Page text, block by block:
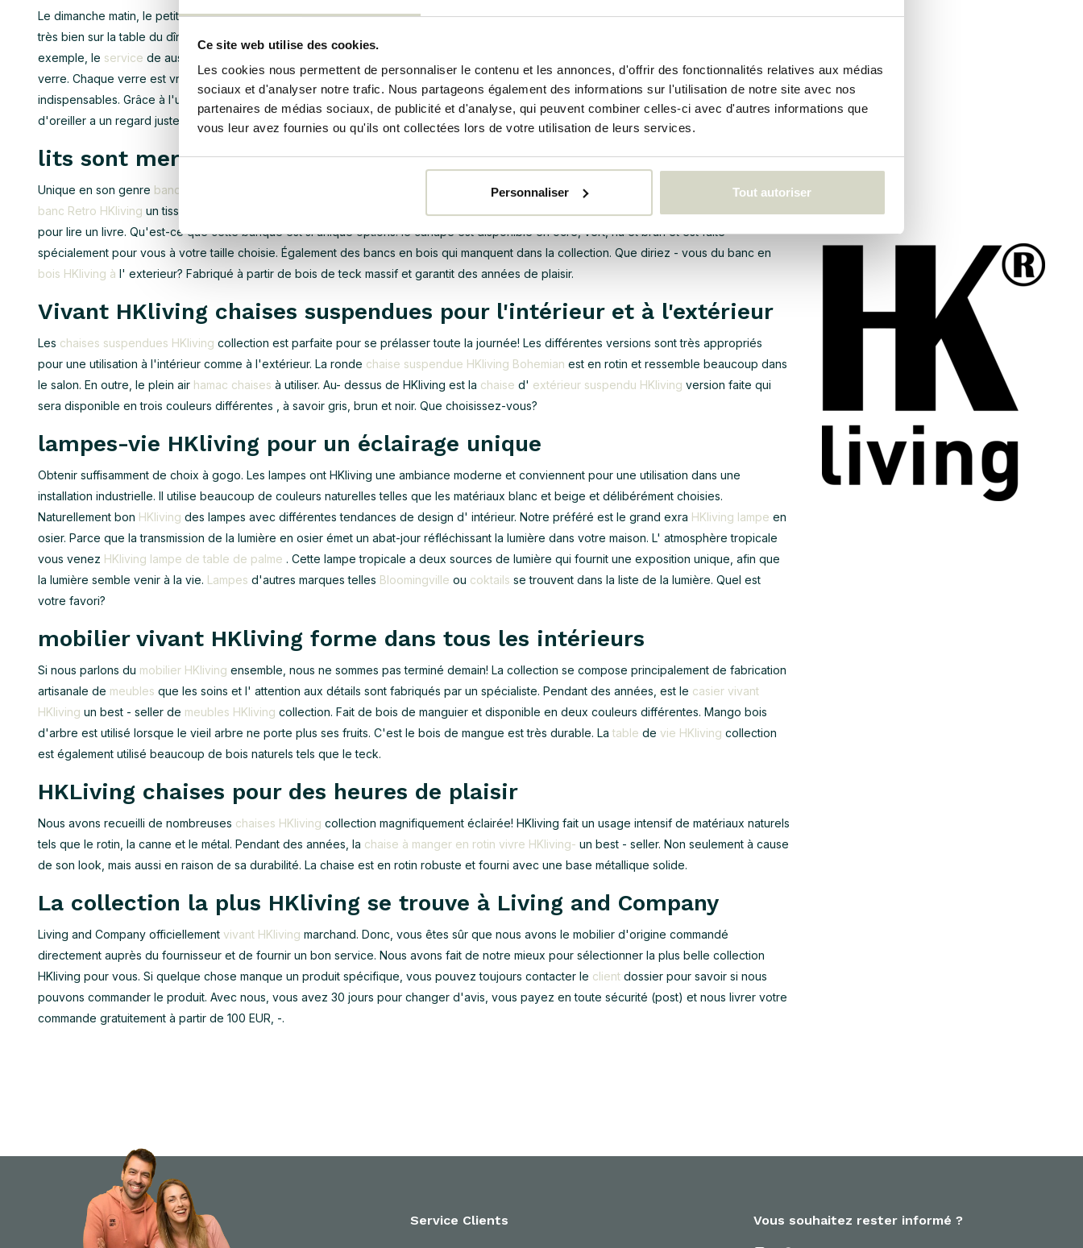
Ce site web utilise des cookies.
Les cookies nous permettent de personnaliser le contenu et les annonces, d'offrir des fonctionnalités relatives aux médias
sociaux et d'analyser notre trafic. Nous partageons également des informations sur l'utilisation de notre site avec nos
partenaires de médias sociaux, de publicité et d'analyse, qui peuvent combiner celles-ci avec d'autres informations que
vous leur avez fournies ou qu'ils ont collectées lors de votre utilisation de leurs services.
Personnaliser Tout autoriser
Le dimanche matin, le petit déjeuner confortable? Lesaccessoires HKlivingvous font une fête! Lesplaques de petit-déjeuner HKlivingsont
très bien sur la table du dîner. HK Living possède une vaste collection de céramiques avec de beaux dessins jouent un rôle majeur. Par
exemple, le service de aussi grande combiné avec du
verre. Chaque verre est vraiment l'un d'une sorte! Il est également donné à la décoration de la maison où les matériaux mous ne sont pas
indispensables. Grâce à l'utilisation de matériaux naturels comme le jute, la laine et le lin. Cela a les
d'oreiller a un regard juste.
lits sont merveilleusement vivant HKliving confortable
Unique en son genre banques HKliving collection se compose principalement rembourréesbancsqui sont connus pour le confort. A donc le
banc Retro HKliving un tissu de velours doux avec belle oreillers moelleux et merveilleux de rêver toute la journée et de façon détendue
pour lire un livre. Qu'est-ce que cette banque est si unique options: le canapé est disponible en ocre, vert, nu et brun et est faite
spécialement pour vous à votre taille choisie. Également des bancs en bois qui manquent dans la collection. Que diriez - vous du banc en
bois HKliving à l' exterieur? Fabriqué à partir de bois de teck massif et garantit des années de plaisir.
Vivant HKliving chaises suspendues pour l'intérieur et à l'extérieur
Les chaises suspendues HKliving collection est parfaite pour se prélasser toute la journée! Les différentes versions sont très appropriés
pour une utilisation à l'intérieur comme à l'extérieur. La ronde chaise suspendue HKliving Bohemian est en rotin et ressemble beaucoup dans
le salon. En outre, le plein air hamac chaises à utiliser. Au- dessus de HKliving est la chaise d' extérieur suspendu HKliving version faite qui
sera disponible en trois couleurs différentes , à savoir gris, brun et noir. Que choisissez-vous?
lampes-vie HKliving pour un éclairage unique
Obtenir suffisamment de choix à gogo. Les lampes ont HKliving une ambiance moderne et conviennent pour une utilisation dans une
installation industrielle. Il utilise beaucoup de couleurs naturelles telles que les matériaux blanc et beige et délibérément choisies.
Naturellement bon HKliving des lampes avec différentes tendances de design d' intérieur. Notre préféré est le grand exra HKliving lampe en
osier. Parce que la transmission de la lumière en osier émet un abat-jour réfléchissant la lumière dans votre maison. L' atmosphère tropicale
vous venez HKliving lampe de table de palme . Cette lampe tropicale a deux sources de lumière qui fournit une exposition unique, afin que
la lumière semble venir à la vie. Lampes d'autres marques telles Bloomingville ou coktails se trouvent dans la liste de la lumière. Quel est
votre favori?
mobilier vivant HKliving forme dans tous les intérieurs
Si nous parlons du mobilier HKliving ensemble, nous ne sommes pas terminé demain! La collection se compose principalement de fabrication
artisanale de meubles que les soins et l' attention aux détails sont fabriqués par un spécialiste. Pendant des années, est le casier vivant
HKliving un best - seller de meubles HKliving collection. Fait de bois de manguier et disponible en deux couleurs différentes. Mango bois
d'arbre est utilisé lorsque le vieil arbre ne porte plus ses fruits. C'est le bois de mangue est très durable. La table de vie HKliving collection
est également utilisé beaucoup de bois naturels tels que le teck.
HKLiving chaises pour des heures de plaisir
Nous avons recueilli de nombreuses chaises HKliving collection magnifiquement éclairée! HKliving fait un usage intensif de matériaux naturels
tels que le rotin, la canne et le métal. Pendant des années, la chaise à manger en rotin vivre HKliving- un best - seller. Non seulement à cause
de son look, mais aussi en raison de sa durabilité. La chaise est en rotin robuste et fourni avec une base métallique solide.
La collection la plus HKliving se trouve à Living and Company
Living and Company officiellement vivant HKliving marchand. Donc, vous êtes sûr que nous avons le mobilier d'origine commandé
directement auprès du fournisseur et de fournir un bon service. Nous avons fait de notre mieux pour sélectionner la plus belle collection
HKliving pour vous. Si quelque chose manque un produit spécifique, vous pouvez toujours contacter le client dossier pour savoir si nous
pouvons commander le produit. Avec nous, vous avez 30 jours pour changer d'avis, vous payez en toute sécurité (post) et nous livrer votre
commande gratuitement à partir de 100 EUR, -.
Service Clients Vous souhaitez rester informé ?